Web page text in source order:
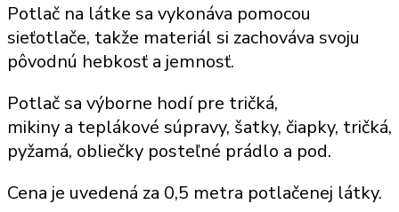
Potlač na látke sa vykonáva pomocou
sieťotlače, takže materiál si zachováva svoju
pôvodnú hebkosť a jemnosť.
Potlač sa výborne hodí pre tričká,
mikiny a teplákové súpravy, šatky, čiapky, tričká,
pyžamá, obliečky posteľné prádlo a pod.
Cena je uvedená za 0,5 metra potlačenej látky.